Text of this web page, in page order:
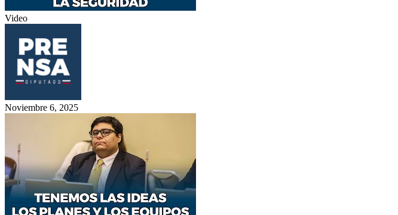
Video
Noviembre 6, 2025